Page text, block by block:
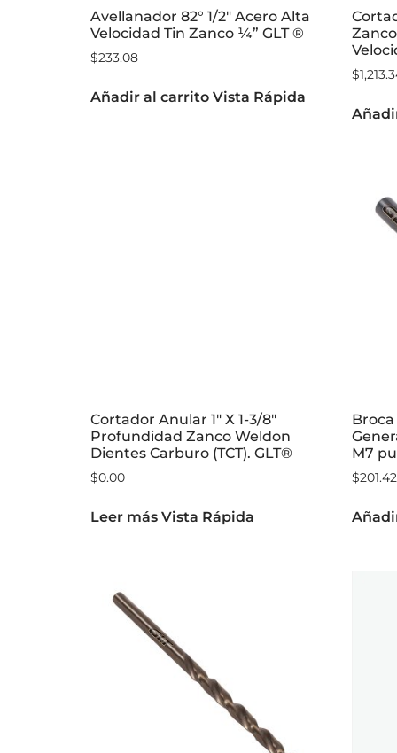
Avellanador 82° 1/2″ Acero Alta
Velocidad Tin Zanco ¼” GLT ®
$233.08
Añadir al carrito Vista Rápida
$
Cortador Anular 1″ X 1-3/8″
Profundidad Zanco Weldon
Dientes Carburo (TCT). GLT®
$0.00
Leer más Vista Rápida
Broca
M7
$201.42